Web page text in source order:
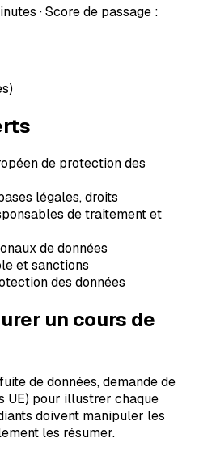
· Score de passage :
de protection des
légales, droits
de traitement et
de données
et sanctions
des données
un cours de
de données, demande de
UE) pour illustrer chaque
doivent manipuler les
les résumer.